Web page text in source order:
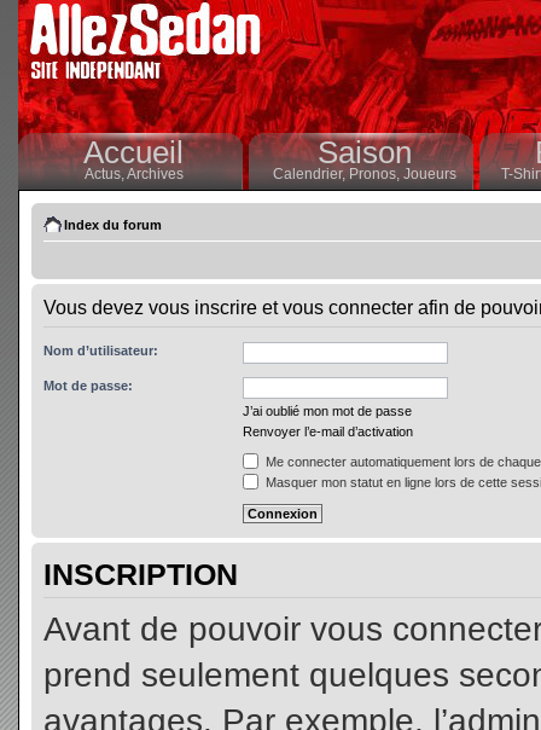
Accueil
Actus,Archives
Saison
Calendrier,Pronos, Joueurs T-
Index du forum
Vous devez vous inscrire et vous connecter afin de
Nom d’utilisateur:
Mot de passe:
J’ai oublié mon mot de passe
Renvoyer l’e-mail d’activation
Me connecter automatiquement lors de
Masquer mon statut en ligne lors de cette
INSCRIPTION
Avant de pouvoir vous
prend seulement quelques
avantages. Par exemple,